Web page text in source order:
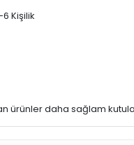
Kişilik
ürünler daha sağlam